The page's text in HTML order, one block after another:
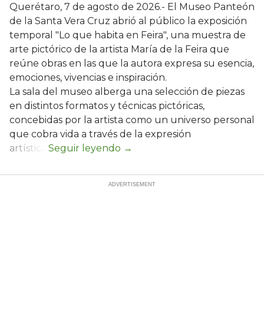
Querétaro, 7 de agosto de 2026.- El Museo Panteón
de la Santa Vera Cruz abrió al público la exposición
temporal "Lo que habita en Feira", una muestra de
arte pictórico de la artista María de la Feira que
reúne obras en las que la autora expresa su esencia,
emociones, vivencias e inspiración.
La sala del museo alberga una selección de piezas
en distintos formatos y técnicas pictóricas,
concebidas por la artista como un universo personal
que cobra vida a través de la expresión
artística.